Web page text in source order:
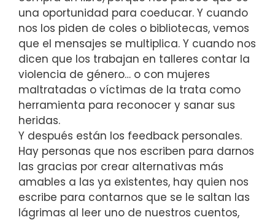
una oportunidad para coeducar. Y cuando
nos los piden de coles o bibliotecas, vemos
que el mensajes se multiplica. Y cuando nos
dicen que los trabajan en talleres contar la
violencia de género… o con mujeres
maltratadas o víctimas de la trata como
herramienta para reconocer y sanar sus
heridas.
Y después están los feedback personales.
Hay personas que nos escriben para darnos
las gracias por crear alternativas más
amables a las ya existentes, hay quien nos
escribe para contarnos que se le saltan las
lágrimas al leer uno de nuestros cuentos,